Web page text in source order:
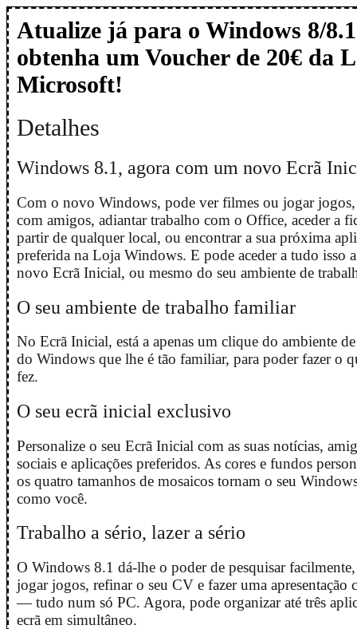
Atualize já para o Windows 8/
obtenha um Voucher de 20€ da
Microsoft!
Detalhes
Windows 8.1, agora com um novo Ecrã
Com o novo Windows, pode ver filmes ou jogar jogos,
com amigos, adiantar trabalho com o Office, aceder a
partir de qualquer local, ou encontrar a sua próxima
preferida na Loja Windows. E pode aceder a tudo isso
novo Ecrã Inicial, ou mesmo do seu ambiente de
O seu ambiente de trabalho familiar
No Ecrã Inicial, está a apenas um clique do ambiente
do Windows que lhe é tão familiar, para poder fazer o
fez.
O seu ecrã inicial exclusivo
Personalize o seu Ecrã Inicial com as suas notícias,
sociais e aplicações preferidos. As cores e fundos
os quatro tamanhos de mosaicos tornam o seu
como você.
Trabalho a sério, lazer a sério
O Windows 8.1 dá-lhe o poder de pesquisar
jogar jogos, refinar o seu CV e fazer uma apresentação
— tudo num só PC. Agora, pode organizar até três
ecrã em simultâneo.